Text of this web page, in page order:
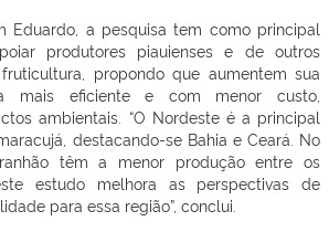
Eduardo, a pesquisa tem como principal
produtores piauienses e de outros
propondo que aumentem sua
mais eficiente e com menor custo,
ambientais. “O Nordeste é a principal
destacando-se Bahia e Ceará. No
têm a menor produção entre os
estudo melhora as perspectivas de
para essa região”, conclui.